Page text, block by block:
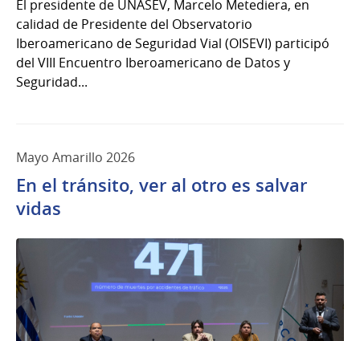
El presidente de UNASEV, Marcelo Metediera, en
calidad de Presidente del Observatorio
Iberoamericano de Seguridad Vial (OISEVI) participó
del VIII Encuentro Iberoamericano de Datos y
Seguridad...
Mayo Amarillo 2026
En el tránsito, ver al otro es salvar
vidas